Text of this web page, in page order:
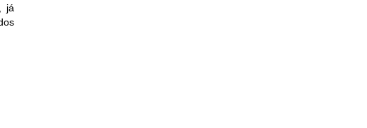
já